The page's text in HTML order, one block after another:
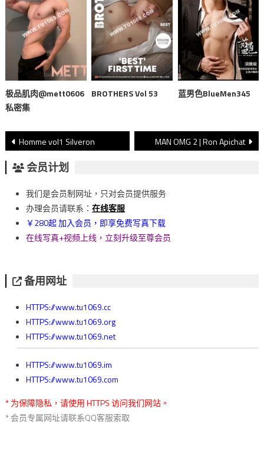
极品肌肉@mett0606
私密集
BROTHERS Vol 53 蓝男色BlueMen345
文
章
導
覽
Homme vol1 Silveron MAN OMG 2 | Ron Apichat
会员计划
我们是会员制网址，只对会员提供服务
办理会员请联系： 在线客服
￥280起 加入会员，即享免费写真下载
在线写真+视频上线，立刻升级至尊会员
备用网址
HTTPS://www.tu1069.cc
HTTPS://www.tu1069.org
HTTPS://www.tu1069.net
HTTPS://www.tu1069.im
HTTPS://www.tu1069.com
* 为保障隐私，请使用 HTTPS 访问我们网站。
* 会员专属网址请联系QQ客服索取